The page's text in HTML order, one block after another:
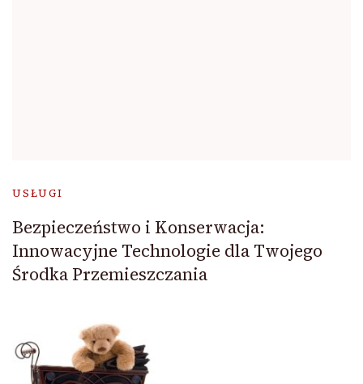
USŁUGI
Bezpieczeństwo i Konserwacja:
Innowacyjne Technologie dla Twojego
Środka Przemieszczania